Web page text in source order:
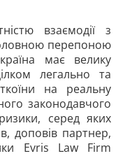
взаємодії з
перепоною
має велику
легально та
на реальну
законодавчого
серед яких
доповів партнер,
Evris Law Firm